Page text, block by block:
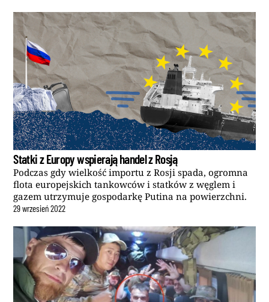
Statki z Europy wspierają handel z Rosją
Podczas gdy wielkość importu z Rosji spada, ogromna
flota europejskich tankowców i statków z węglem i
gazem utrzymuje gospodarkę Putina na powierzchni.
29wrzesień2022